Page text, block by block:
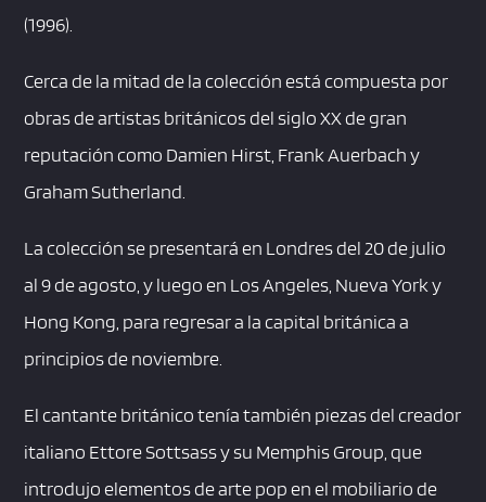
(1996).
Cerca de la mitad de la colección está compuesta por
obras de artistas británicos del siglo XX de gran
reputación como Damien Hirst, Frank Auerbach y
Graham Sutherland.
La colección se presentará en Londres del 20 de julio
al 9 de agosto, y luego en Los Angeles, Nueva York y
Hong Kong, para regresar a la capital británica a
principios de noviembre.
El cantante británico tenía también piezas del creador
italiano Ettore Sottsass y su Memphis Group, que
introdujo elementos de arte pop en el mobiliario de